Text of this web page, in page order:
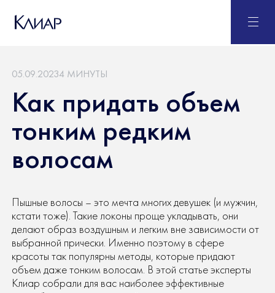
05.09.20234 МИНУТЫ
Как придать объем
тонким редким
волосам
Пышные волосы – это мечта многих девушек (и мужчин,
кстати тоже). Такие локоны проще укладывать, они
делают образ воздушным и легким вне зависимости от
выбранной прически. Именно поэтому в сфере
красоты так популярны методы, которые придают
объем даже тонким волосам. В этой статье эксперты
Клиар собрали для вас наиболее эффективные